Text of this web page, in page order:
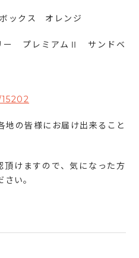
ックス オレンジ
プレミアムⅡ サンドベ
地の皆様にお届け出来ること
けますので、気になった方
い。